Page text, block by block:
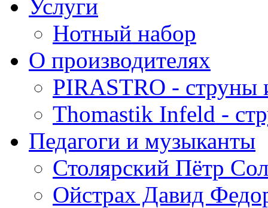
Услуги
Нотный набор
О производителях
PIRASTRO - струны
Thomastik Infeld -
Педагоги и музыканты
Столярский Пётр
Ойстрах Давид